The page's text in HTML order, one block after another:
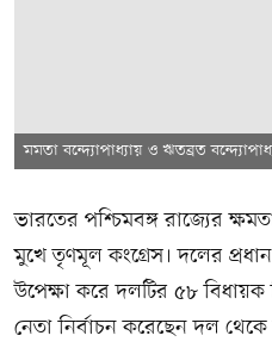
মমতা বন্দ্যোপাধ্যায় ও ঋতব্রত
ভারতের পশ্চিমবঙ্গ রাজ্যের
মুখে তৃণমূল কংগ্রেস। দলের প্রধান
উপেক্ষা করে দলটির ৫৮ বিধায়ক
নেতা নির্বাচন করেছেন দল